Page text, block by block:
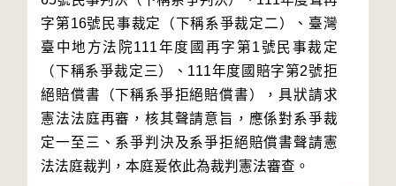
字第16號民事裁定（下稱系爭裁定二）、臺灣
臺中地方法院111年度國再字第1號民事裁定
（下稱系爭裁定三）、111年度國賠字第2號拒
絕賠償書（下稱系爭拒絕賠償書），具狀請求
憲法法庭再審，核其聲請意旨，應係對系爭裁
定一至三、系爭判決及系爭拒絕賠償書聲請憲